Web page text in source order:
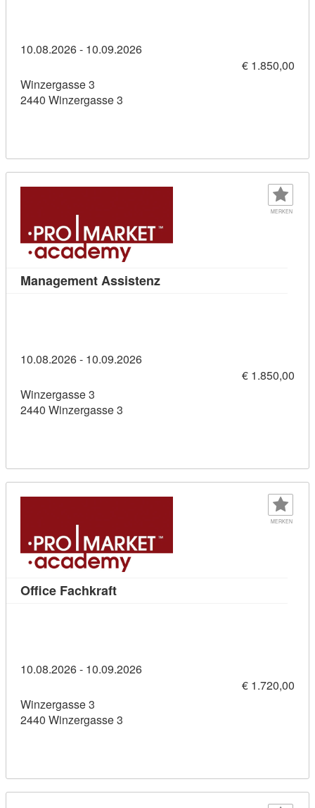
10.08.2026 - 10.09.2026
€ 1.850,00
Winzergasse 3
2440 Winzergasse 3
MERKEN
Management AssistenzKursdetail: Management
10.08.2026 - 10.09.2026
€ 1.850,00
Winzergasse 3
2440 Winzergasse 3
MERKEN
Office FachkraftKursdetail: Office Fachkraft
10.08.2026 - 10.09.2026
€ 1.720,00
Winzergasse 3
2440 Winzergasse 3